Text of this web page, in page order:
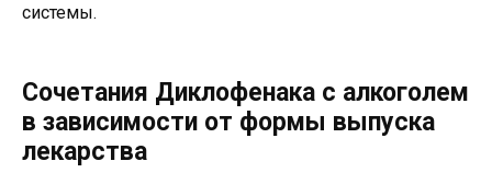
системы.
Сочетания Диклофенака с алкоголем
в зависимости от формы выпуска
лекарства